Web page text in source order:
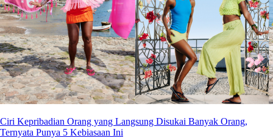
Ciri Kepribadian Orang yang Langsung Disukai Banyak Orang,
Ternyata Punya 5 Kebiasaan Ini